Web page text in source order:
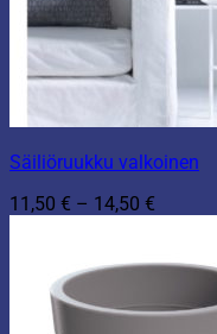
Säiliöruukku valkoinen
11,50 € – 14,50 €
14,50 €